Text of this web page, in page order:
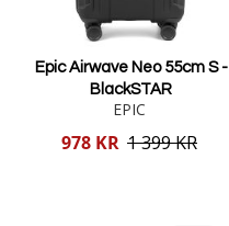
Epic Airwave Neo 55cm S -
BlackSTAR
EPIC
Reducerat
978 KR 1 399 KR